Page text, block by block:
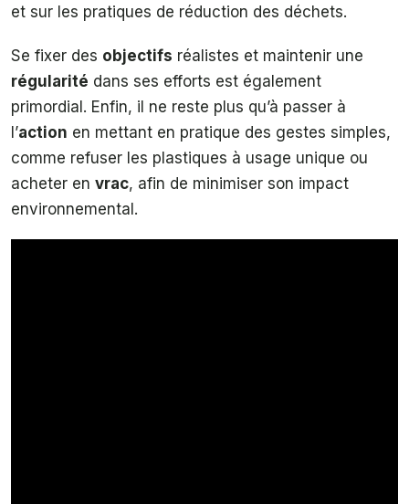
et sur les pratiques de réduction des déchets.
Se fixer des objectifs réalistes et maintenir une
régularité dans ses efforts est également
primordial. Enfin, il ne reste plus qu’à passer à
l’action en mettant en pratique des gestes simples,
comme refuser les plastiques à usage unique ou
acheter en vrac, afin de minimiser son impact
environnemental.